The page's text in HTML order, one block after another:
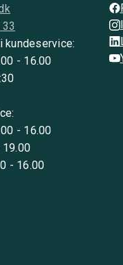
kundeservice:
- 16.00
- 16.00
19.00
- 16.00